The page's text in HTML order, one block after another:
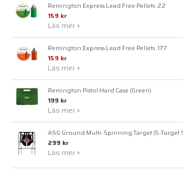
Remington Express Lead Free Pellets .22
159 kr
Läs mer »
Remington Express Lead Free Pellets .177
159 kr
Läs mer »
Remington Pistol Hard Case (Green)
199 kr
Läs mer »
ASG Ground Multi-Spinning Target (5-Target
299 kr
Läs mer »